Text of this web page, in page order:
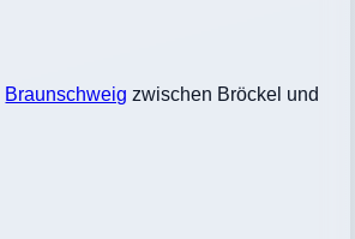
Braunschweig zwischen Bröckel und